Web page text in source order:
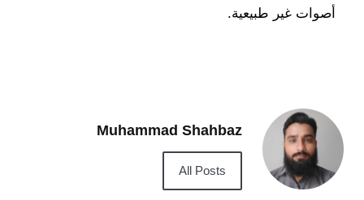
أصوات غير طبيعية.
Muhammad Shahbaz
All Posts